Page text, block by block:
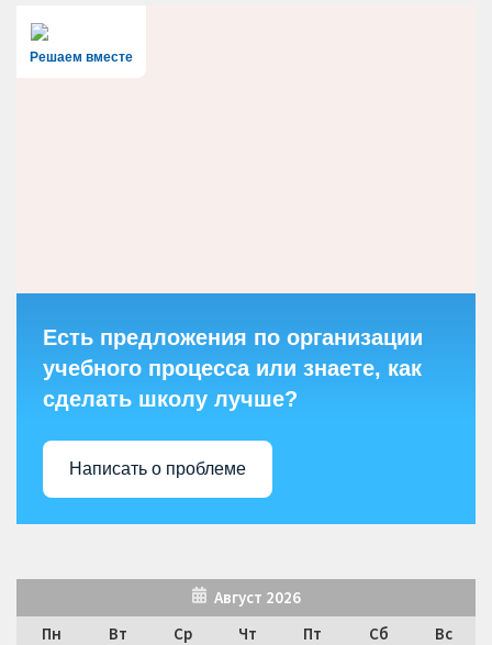
Решаем вместе
Есть предложения по организации
учебного процесса или знаете, как
сделать школу лучше?
Написать о проблеме
Август 2026
Пн
Вт Ср Чт Пт Сб
Вс